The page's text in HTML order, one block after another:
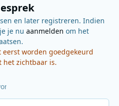
en later registreren. Indien
je nu aanmelden om het
eerst worden goedgekeurd
het zichtbaar is.